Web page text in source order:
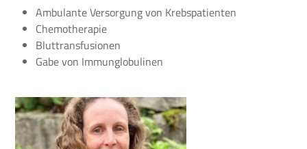
Ambulante Versorgung von Krebspatienten
Chemotherapie
Bluttransfusionen
Gabe von Immunglobulinen